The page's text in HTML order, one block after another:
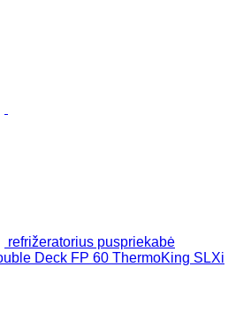
refrižeratorius puspriekabė
Deck FP 60 ThermoKing SLXi